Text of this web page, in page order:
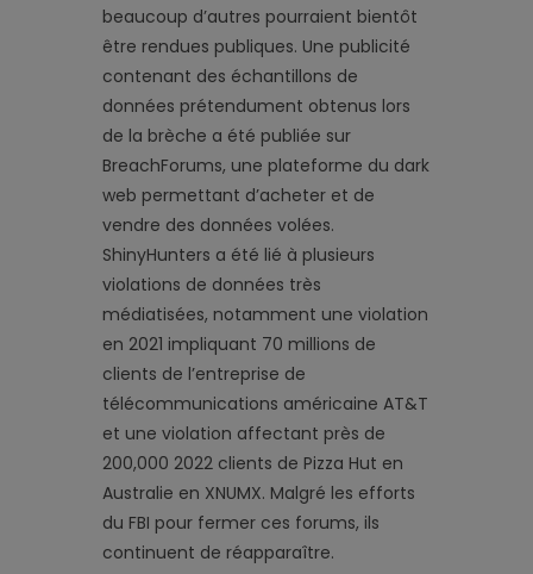
beaucoup d’autres pourraient bientôt
être rendues publiques. Une publicité
contenant des échantillons de
données prétendument obtenus lors
de la brèche a été publiée sur
BreachForums, une plateforme du dark
web permettant d’acheter et de
vendre des données volées.
ShinyHunters a été lié à plusieurs
violations de données très
médiatisées, notamment une violation
en 2021 impliquant 70 millions de
clients de l’entreprise de
télécommunications américaine AT&T
et une violation affectant près de
200,000 2022 clients de Pizza Hut en
Australie en XNUMX. Malgré les efforts
du FBI pour fermer ces forums, ils
continuent de réapparaître.